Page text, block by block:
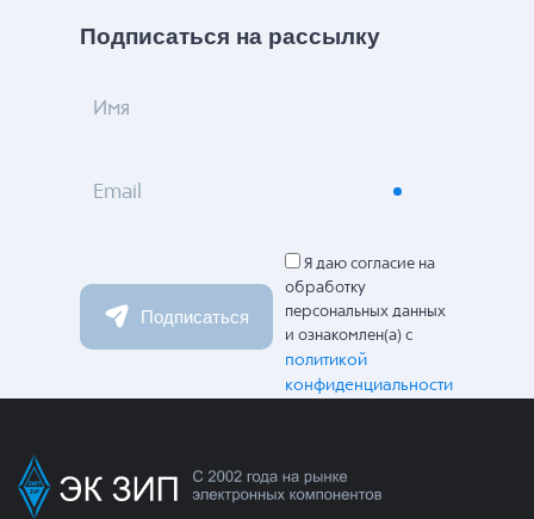
Подписаться на рассылку
Имя
Email
Подписаться
Я даю согласие на
обработку
персональных данных
и ознакомлен(а) с
политикой
конфиденциальности